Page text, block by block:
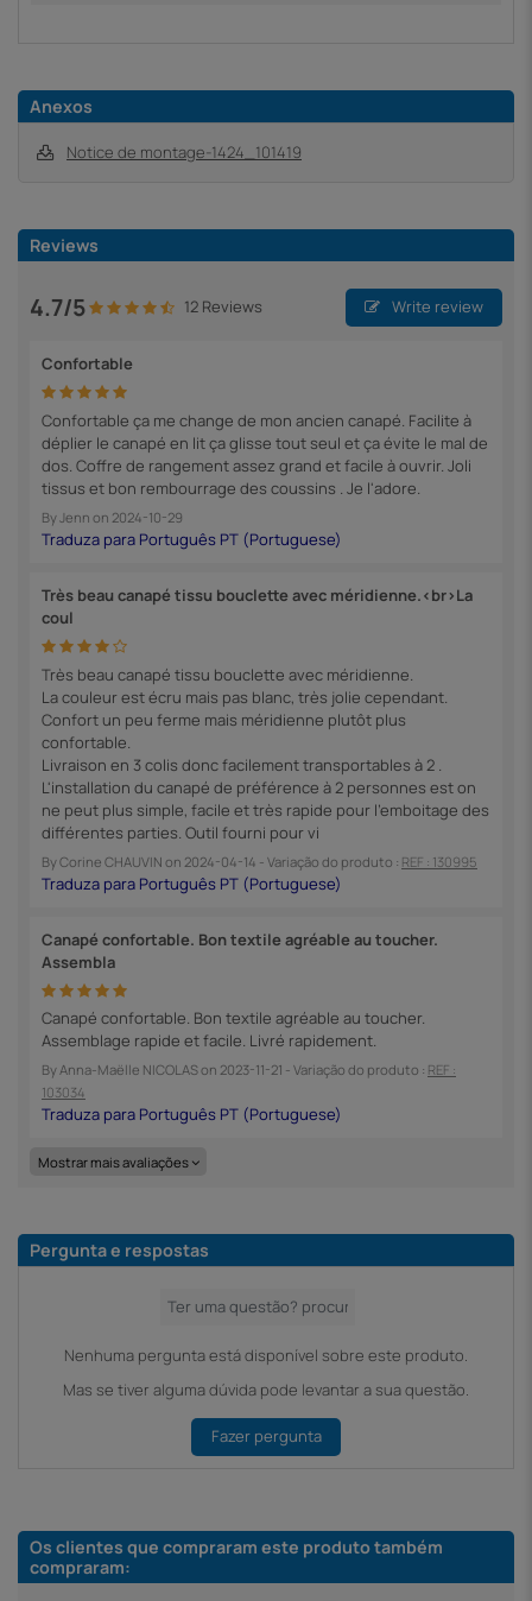
Anexos
Notice de montage-1424_101419
Reviews
4.7/5 12 Reviews Write review
Confortable
Confortable ça me change de mon ancien canapé. Facilite à
déplier le canapé en lit ça glisse tout seul et ça évite le mal de
dos. Coffre de rangement assez grand et facile à ouvrir. Joli
tissus et bon rembourrage des coussins . Je l'adore.
ByJenn on 2024-10-29
Très beau canapé tissu bouclette avec méridienne.<br>La
coul
Très beau canapé tissu bouclette avec méridienne.
La couleur est écru mais pas blanc, très jolie cependant.
Confort un peu ferme mais méridienne plutôt plus
confortable.
Livraison en 3 colis donc facilement transportables à 2 .
L'installation du canapé de préférence à 2 personnes est on
ne peut plus simple, facile et très rapide pour l'emboitage des
différentes parties. Outil fourni pour vi
ByCorine CHAUVIN on 2024-04-14 - Variação do produto : REF : 130995
Canapé confortable. Bon textile agréable au toucher.
Assembla
Canapé confortable. Bon textile agréable au toucher.
Assemblage rapide et facile. Livré rapidement.
ByAnna-Maëlle NICOLASon 2023-11-21 - Variação do produto : REF :
103034
Mostrar mais avaliações
Pergunta e respostas
Nenhuma pergunta está disponível sobre este produto.
Mas se tiver alguma dúvida pode levantar a sua questão.
Fazer pergunta
Os clientes que compraram este produto também
compraram: